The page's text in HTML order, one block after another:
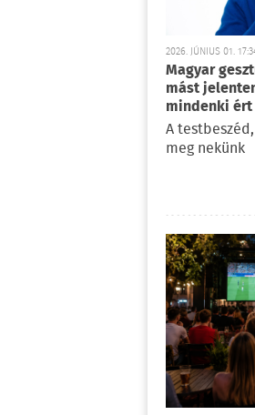
2026. JÚNIUS 01.
Magyar
mást
mindenki ért
A
meg nekünk